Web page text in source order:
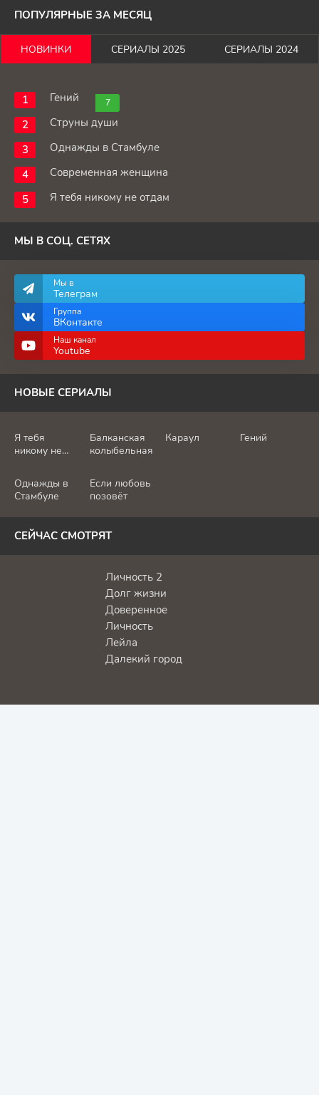
ПОПУЛЯРНЫЕ ЗА МЕСЯЦ
НОВИНКИ СЕРИАЛЫ 2025 СЕРИАЛЫ 2024
7
Гений
Струны души
Однажды в Стамбуле
Современная женщина
Я тебя никому не отдам
МЫ В СОЦ. СЕТЯХ
Мы в
Телеграм
Группа
ВКонтакте
Наш канал
Youtube
НОВЫЕ СЕРИАЛЫ
Я тебя
никому не
Балканская
колыбельная
Караул Гений
Однажды в
Стамбуле
Если любовь
позовёт
СЕЙЧАС СМОТРЯТ
Личность 2
Долг жизни
Доверенное
Личность
Лейла
Далекий город